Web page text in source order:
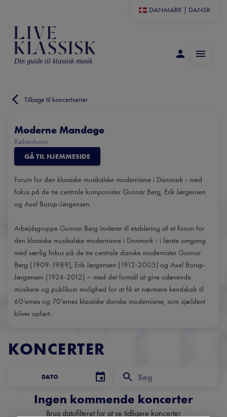
DANMARK DANSK
Din guide til klassisk musik
Tilbage til koncertserier
Moderne Mandage
København
GÅ TIL HJEMMESIDE
Forum for den klassiske musikalske modernisme i Danmark - med
fokus på de tre centrale komponister Gunnar Berg, Erik Jørgensen
og Axel Borup-Jørgensen.
Arbejdsgruppe Gunnar Berg inviterer til etablering af et forum for
den klassiske musikalske modernisme i Danmark - i første omgang
med særlig fokus på de tre centrale danske modernister Gunnar
Berg (1909-1989), Erik Jørgensen (1912-2005) og Axel Borup-
Jørgensen (1924-2012) – med det formål at give udøvende
musikere og publikum mulighed for at få et nærmere kendskab til
60’ernes og 70’ernes klassiske danske modernisme, som sjældent
bliver opført.
KONCERTER
DATO
Ingen kommende koncerter
Brug datofilteret for at se tidligere koncerter